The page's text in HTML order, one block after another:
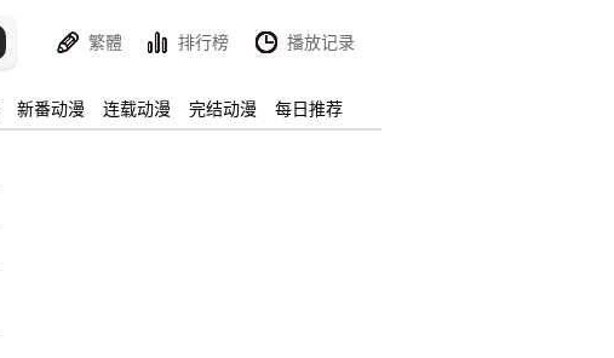
繁體 排行榜 播放记录
新番动漫 连载动漫 完结动漫 每日推荐